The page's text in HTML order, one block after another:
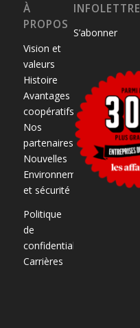
À
PROPOS
Vision et
valeurs
Histoire
Avantages
coopératifs
Nos
partenaires
Nouvelles
Environnement
et sécurité
Politique
de
confidentialité
Carrières
INFOLETTRE
S’abonner